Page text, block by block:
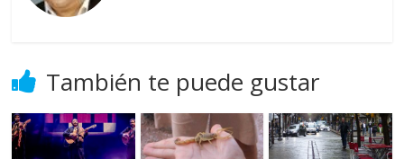
También te puede gustar